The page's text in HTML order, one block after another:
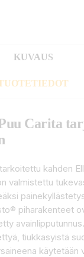
KUVAUS
Carita
kahden
valmistettu
piharakenteet
tiukkasyistä
käytetään